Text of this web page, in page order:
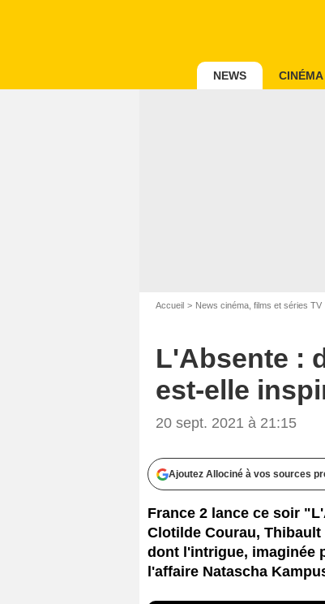
NEWS CINÉMA
Accueil News cinéma, films et séries TV
L'Absente :
est-elle
20 sept. 2021 à 21:15
Ajoutez Allociné à vos sources
France 2 lance ce soir
Clotilde Courau,
dont l'intrigue, imaginée
l'affaire Natascha